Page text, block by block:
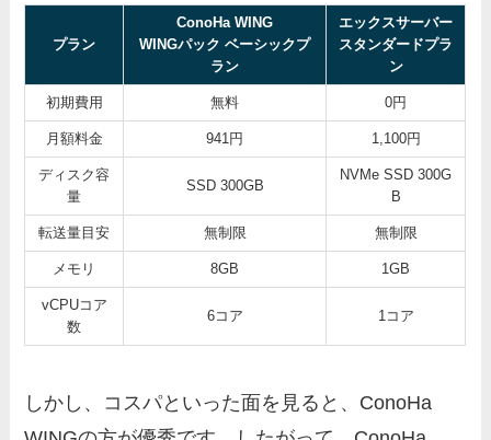
プラン
ConoHa WING
WINGパック ベーシックプ
ラン
エックスサーバー
スタンダードプラ
ン
初期費用 無料 0円
月額料金 941円 1,100円
ディスク容
量
SSD 300GB
NVMe SSD 300G
B
転送量目安 無制限 無制限
メモリ 8GB 1GB
vCPUコア
数
6コア 1コア
しかし、コスパといった面を見ると、ConoHa